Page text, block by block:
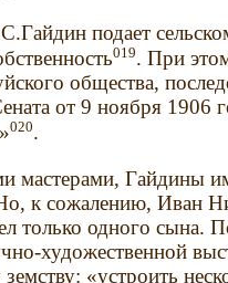
подает
019. При
общества,
от 9 ноября 1906
020.
мастерами, Гайдины
к сожалению, Иван
только одного сына.
художественной
«устроить